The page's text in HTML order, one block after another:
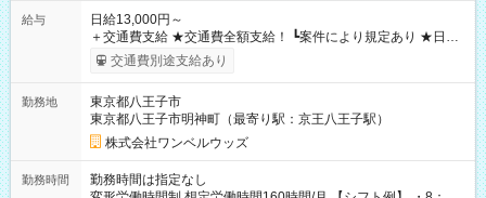
給与
日給13,000円～
＋交通費支給 ★交通費全額支給！ ┗案件により規定あり ★日払
いOK！（規定あり） ┗働いたその日に現金GET♪ お仕事後はコ
ンビニATMから 日払い分を引き落とせます！ 【試用期間】試
交通費別途支給あり
勤務地
東京都八王子市
東京都八王子市明神町（最寄り駅：京王八王子駅）
株式会社ワンベルウッズ
勤務時間
勤務時間は指定なし